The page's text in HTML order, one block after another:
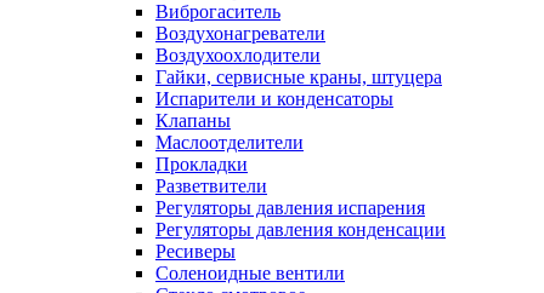
Виброгаситель
Воздухонагреватели
Воздухоохлодители
Гайки, сервисные краны, штуцера
Испарители и конденсаторы
Клапаны
Маслоотделители
Прокладки
Разветвители
Регуляторы давления испарения
Регуляторы давления конденсации
Ресиверы
Соленоидные вентили